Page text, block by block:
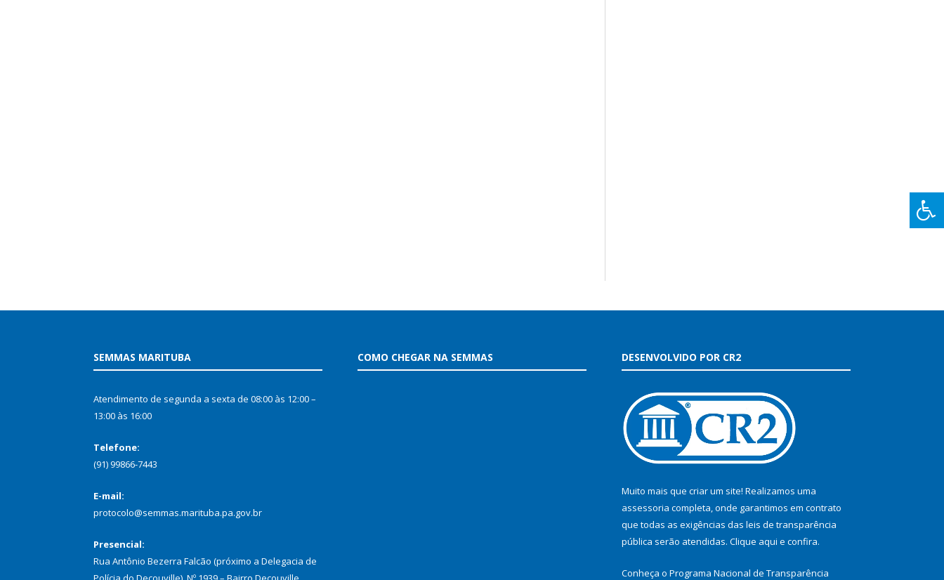
SEMMAS MARITUBA
Atendimento de segunda a sexta de 08:00 às 12:00 –
13:00 às 16:00
Telefone:
(91) 99866-7443
E-mail:
protocolo@semmas.marituba.pa.gov.br
Presencial:
Rua Antônio Bezerra Falcão (próximo a Delegacia de
COMO CHEGAR NA SEMMAS DESENVOLVIDO POR CR2
Muito mais que criar um site! Realizamos uma
assessoria completa, onde garantimos em contrato
que todas as exigências das leis de transparência
pública serão atendidas. Clique aqui e confira.
Conheça o Programa Nacional de Transparência